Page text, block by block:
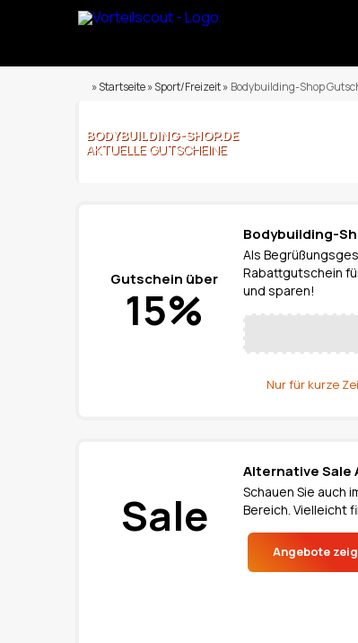
» Startseite » Sport/Freizeit » Bodybuilding-Shop
BODYBUILDING-SHOP.DE
AKTUELLE GUTSCHEINE
Gutschein über
15%
Bodybuilding-
Als
Rabattgutschein
und sparen!
Nur für kurze
Sale
Alternative Sale
Schauen Sie auch
Bereich. Vielleicht
Angebote